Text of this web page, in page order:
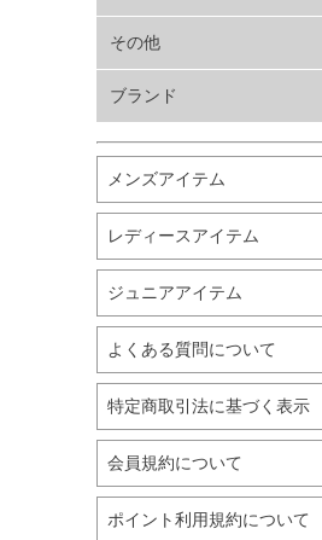
スポーツアクセサリー
バッグ・サングラス
ハンドボール用品
ラグビー用品
グランドゴルフ
レディース
その他
メンズ
ブランド
プーマ
アシックス
ミズノ
チャンピオン
アンダーアーマー
その他
メンズアイテム
レディースアイテム
ジュニアアイテム
よくある質問について
特定商取引法に基づく表示
会員規約について
ポイント利用規約について